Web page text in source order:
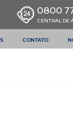
0800
CENTRAL DE
CONTATO